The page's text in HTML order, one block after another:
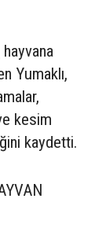
Yumaklı,
kesim
kaydetti.